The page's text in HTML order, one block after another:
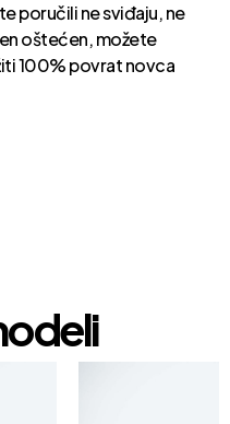
poručili ne sviđaju, ne
oštećen, možete
100% povrat novca